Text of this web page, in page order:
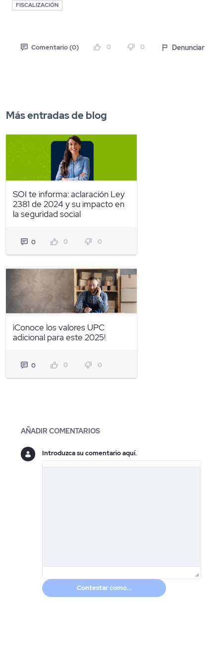
FISCALIZACIÓN
Comentario (0) 0 0 Denunciar
Más entradas de blog
SOI te informa: aclaración Ley
2381 de 2024 y su impacto en
la seguridad social
0 0 0
¡Conoce los valores UPC
adicional para este 2025!
0 0 0
Blogs
AÑADIR COMENTARIOS
Introduzca su comentario aquí.
Contestar como...